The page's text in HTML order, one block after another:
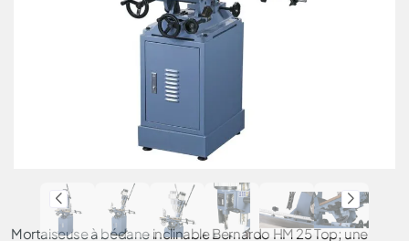
Mortaiseuse à bédane inclinable Bernardo HM 25 Top; une